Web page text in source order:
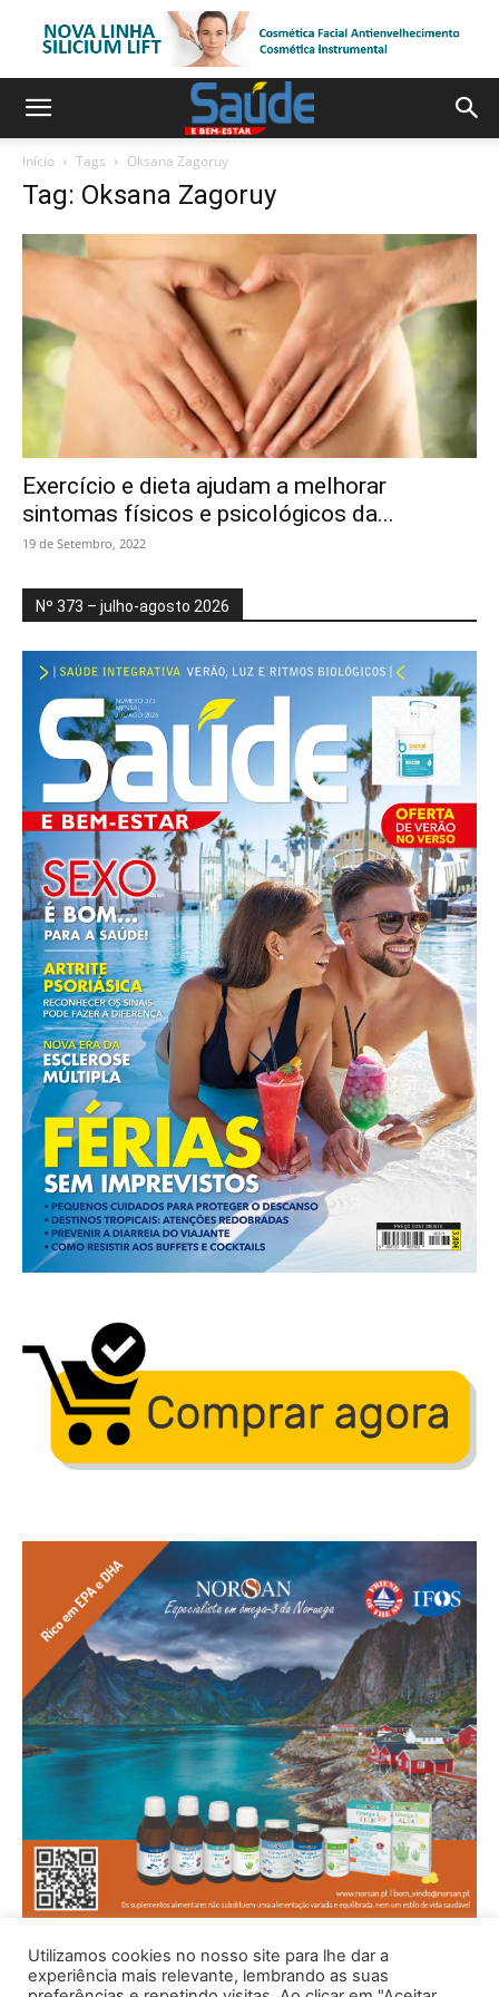
Início Tags Oksana Zagoruy
Tag: Oksana Zagoruy
Exercício e dieta ajudam a melhorar
sintomas físicos e psicológicos da...
19 de Setembro, 2022
Nº 373 – julho-agosto 2026
Utilizamos cookies no nosso site para lhe dar a
experiência mais relevante, lembrando as suas